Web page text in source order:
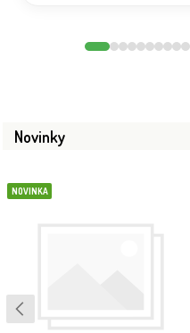
Novinky
NOVINKA